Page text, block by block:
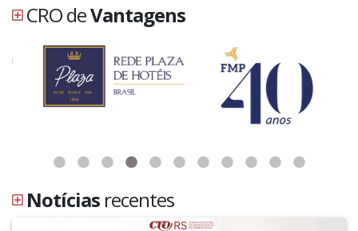
CRO deVantagens
Notícias recentes